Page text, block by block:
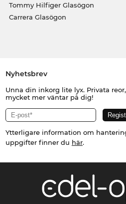
Tommy Hilfiger Glasögon
Carrera Glasögon
Nyhetsbrev
Unna din inkorg lite lyx. Privata
mycket mer väntar på dig!
Ytterligare information om
uppgifter finner du här.